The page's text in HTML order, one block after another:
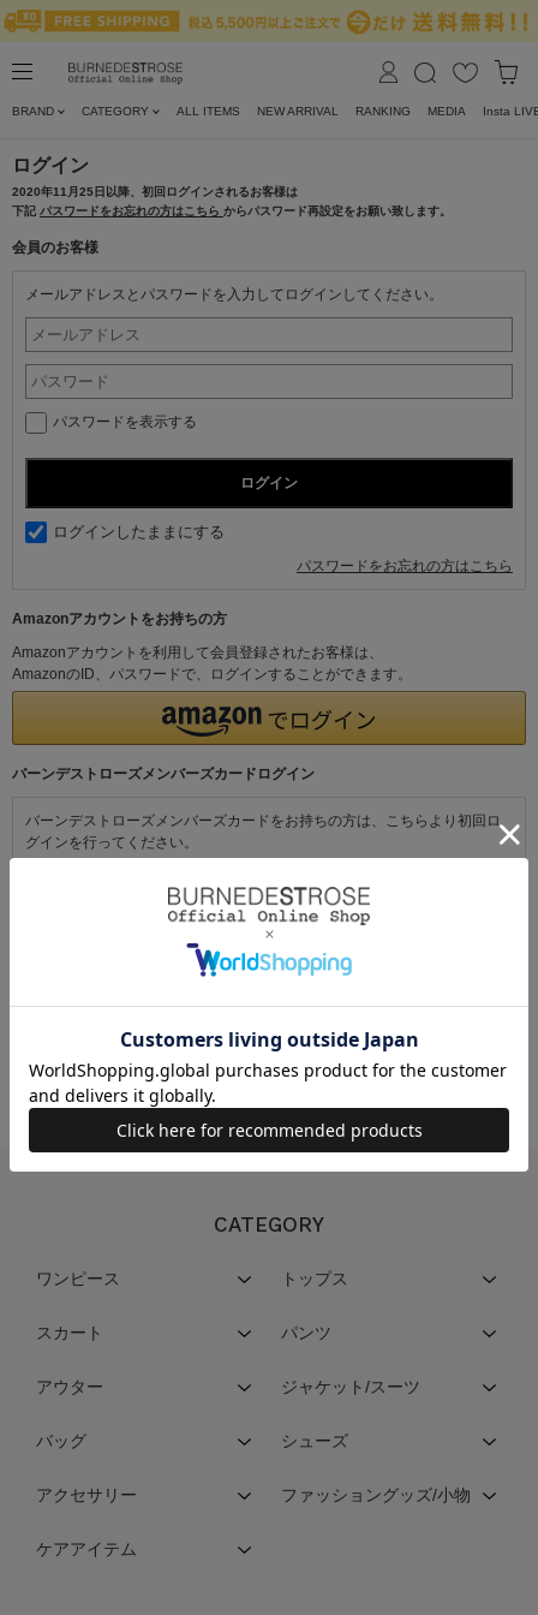
BRAND CATEGORY ALL ITEMS NEW ARRIVAL RANKING MEDIA Insta
ログイン
2020年11月25日以降、初回ログインされるお客様は
下記 パスワードをお忘れの方はこちら からパスワード再設定をお願い致します。
会員のお客様
メールアドレスとパスワードを入力してログインしてください。
パスワードを表示する
ログインしたままにする
パスワードをお忘れの方はこちら
Amazonアカウントをお持ちの方
Amazonアカウントを利用して会員登録されたお客様は、
AmazonのID、パスワードで、ログインすることができます。
バーンデストローズメンバーズカードログイン
バーンデストローズメンバーズカードをお持ちの方は、こちらより初回ロ
グインを行ってください。
初めてご利用の方・会員以外の方
初めてご利用のお客様は、こちらから会員登録を行ってください。
うになります。
CATEGORY
ワンピース トップス
スカート パンツ
アウター ジャケット/スーツ
バッグ シューズ
アクセサリー ファッショングッズ/小物
ケアアイテム